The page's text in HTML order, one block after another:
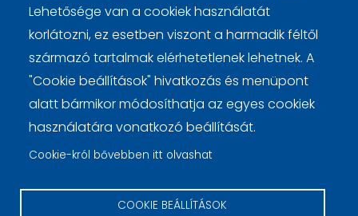
Lehetősége van a cookiek használatát
korlátozni, ez esetben viszont a harmadik féltől
származó tartalmak elérhetetlenek lehetnek. A
"Cookie beállítások" hivatkozás és menüpont
alatt bármikor módosíthatja az egyes cookiek
használatára vonatkozó beállítását.
Cookie-król bővebben itt olvashat
COOKIE BEÁLLÍTÁSOK
LáblécCookie beállítások Cookie kezelési tájékoztató